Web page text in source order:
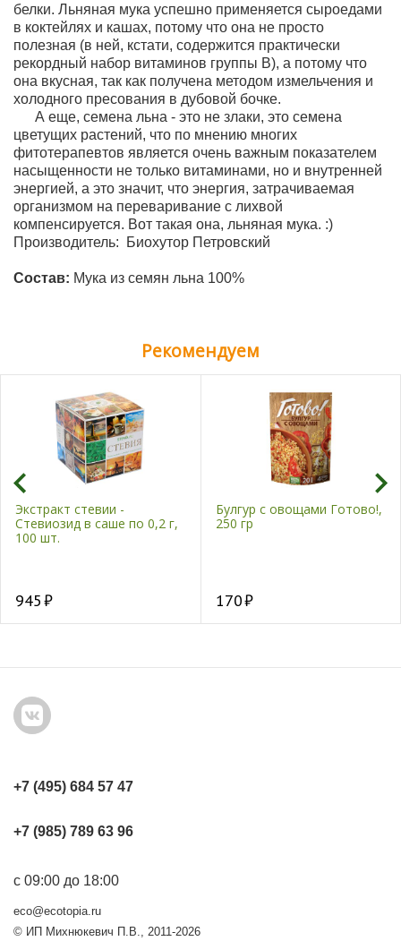
белки. Льняная мука успешно применяется сыроедами
в коктейлях и кашах, потому что она не просто
полезная (в ней, кстати, содержится практически
рекордный набор витаминов группы B), а потому что
она вкусная, так как получена методом измельчения и
холодного пресования в дубовой бочке.
А еще, семена льна - это не злаки, это семена
цветущих растений, что по мнению многих
фитотерапевтов является очень важным показателем
насыщенности не только витаминами, но и внутренней
энергией, а это значит, что энергия, затрачиваемая
организмом на переваривание с лихвой
компенсируется. Вот такая она, льняная мука. :)
Производитель: Биохутор Петровский
Состав: Мука из семян льна 100%
Рекомендуем
Экстракт стевии -
Стевиозид в саше по 0,2 г,
100 шт.
945
Булгур с овощами Готово!,
250 гр
170
+7 (495) 684 57 47
+7 (985) 789 63 96
с 09:00 до 18:00
eco@ecotopia.ru
© ИП Михнюкевич П.В., 2011-2026